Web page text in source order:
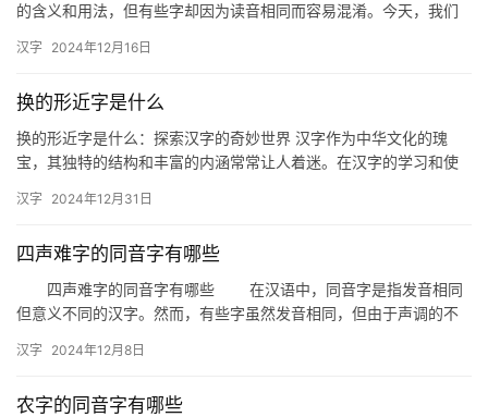
的含义和用法，但有些字却因为读音相同而容易混淆。今天，我们
似…
汉字 2024年12月16日
换的形近字是什么
换的形近字是什么：探索汉字的奇妙世界 汉字作为中华文化的瑰
宝，其独特的结构和丰富的内涵常常让人着迷。在汉字的学习和使
的…
汉字 2024年12月31日
四声难字的同音字有哪些
四声难字的同音字有哪些 在汉语中，同音字是指发音相同
但意义不同的汉字。然而，有些字虽然发音相同，但由于声调的不
对…
汉字 2024年12月8日
农字的同音字有哪些